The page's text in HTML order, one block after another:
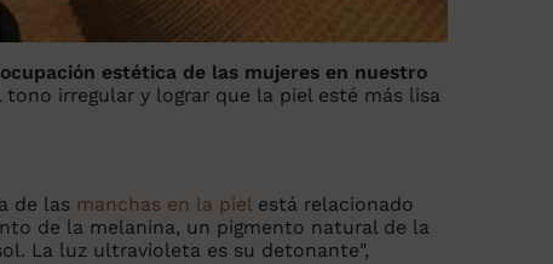
estética de las mujeres en nuestro
irregular y lograr que la piel esté más lisa
de las manchas en la pielestá relacionado
de la melanina, un pigmento natural de la
La luz ultravioleta es su detonante",